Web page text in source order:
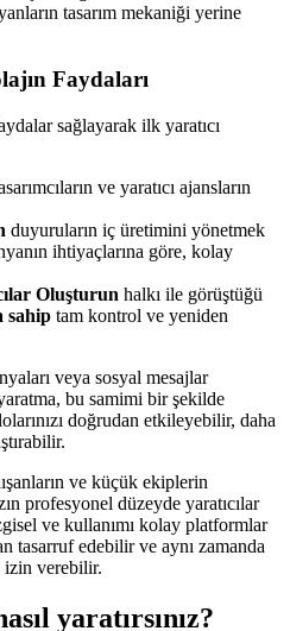
tasarım mekaniği yerine
Faydaları
sağlayarak ilk yaratıcı
ve yaratıcı ajansların
duyuruların iç üretimini yönetmek
ihtiyaçlarına göre, kolay
Oluşturun halkı ile görüştüğü
sahip tam kontrol ve yeniden
veya sosyal mesajlar
bu samimi bir şekilde
doğrudan etkileyebilir, daha
ve küçük ekiplerin
profesyonel düzeyde yaratıcılar
ve kullanımı kolay platformlar
tasarruf edebilir ve aynı zamanda
izin verebilir.
yaratırsınız?